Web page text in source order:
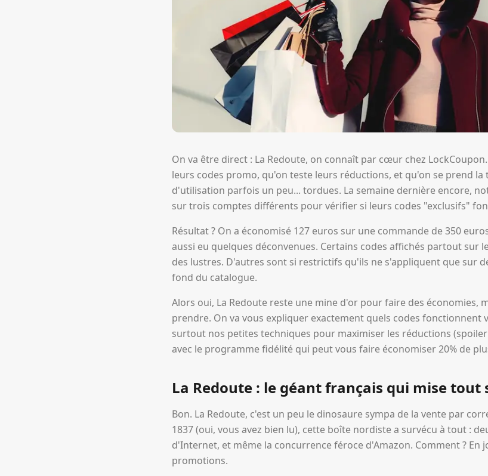
On va être direct : La Redoute, on connaît par cœur chez
leurs codes promo, qu'on teste leurs réductions, et qu'on se prend la
d'utilisation parfois un peu... tordues. La semaine dernière encore,
sur trois comptes différents pour vérifier si leurs codes "exclusifs"
Résultat ? On a économisé 127 euros sur une commande de 350
aussi eu quelques déconvenues. Certains codes affichés partout sur
des lustres. D'autres sont si restrictifs qu'ils ne s'appliquent que sur
fond du catalogue.
Alors oui, La Redoute reste une mine d'or pour faire des économies,
prendre. On va vous expliquer exactement quels codes fonctionnent
surtout nos petites techniques pour maximiser les réductions
avec le programme fidélité qui peut vous faire économiser 20% de
La Redoute : le géant français qui mise
Bon. La Redoute, c'est un peu le dinosaure sympa de la vente par
1837 (oui, vous avez bien lu), cette boîte nordiste a survécu à tout :
d'Internet, et même la concurrence féroce d'Amazon. Comment ? En
promotions.